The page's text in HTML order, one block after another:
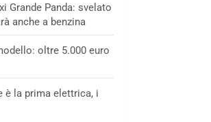
Grande Panda: svelato
anche a benzina
oltre 5.000 euro
è la prima elettrica, i